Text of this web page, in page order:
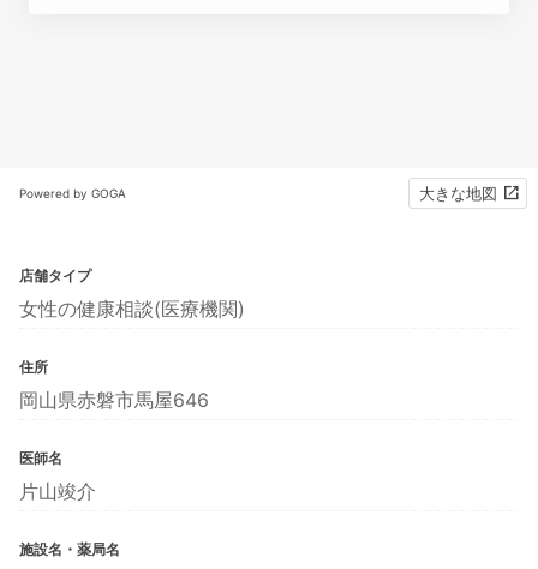
Powered by GOGA 大きな地図
店舗タイプ
女性の健康相談(医療機関)
住所
岡山県赤磐市馬屋646
医師名
片山竣介
施設名・薬局名